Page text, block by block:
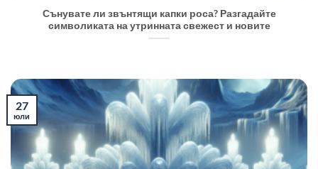
Сънувате ли звънтящи капки роса? Разгадайте
символиката на утринната свежест и новите
27
юли